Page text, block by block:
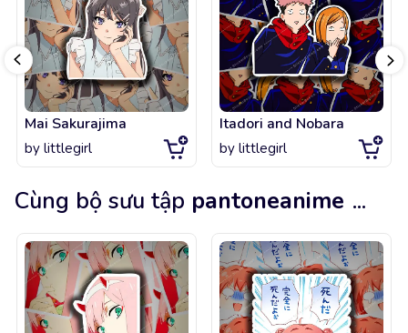
Mai Sakurajima
by littlegirl
Itadori and Nobara
by littlegirl
Cùng bộ sưu tập pantoneanime ...